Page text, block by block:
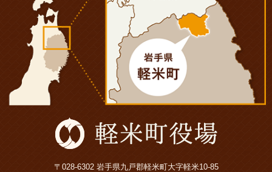
〒028-6302 岩手県九戸郡軽米町大字軽米10-85